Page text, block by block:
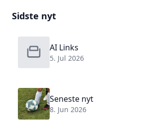
Sidste nyt
AI Links
5. Jul 2026
Seneste nyt
8. Jun 2026